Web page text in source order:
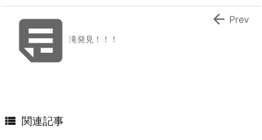
滝発見！！！
 Prev
 関連記事